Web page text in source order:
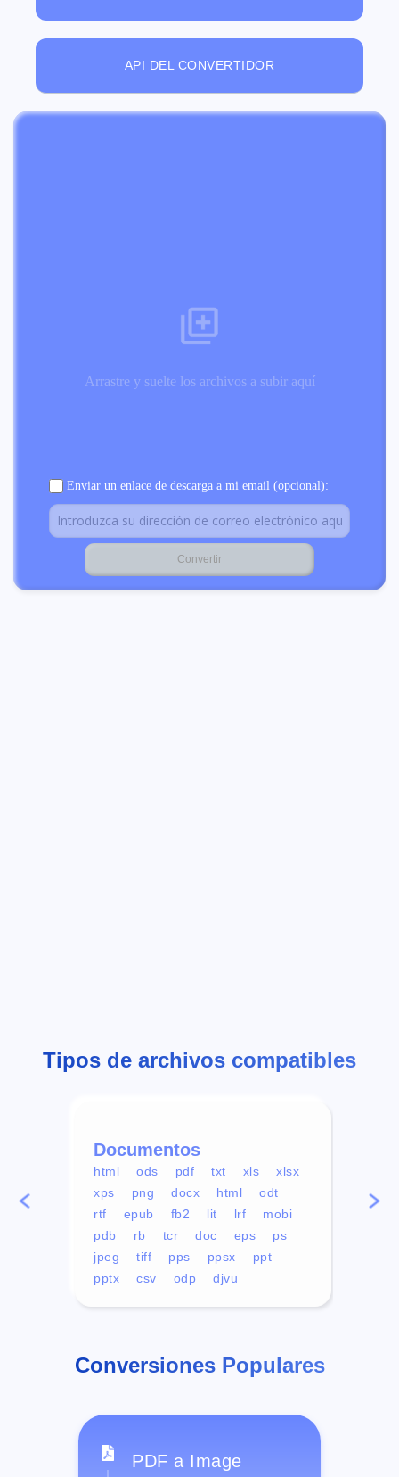
API DEL CONVERTIDOR
Arrastre y suelte los archivos a subir aquí
Enviar un enlace de descarga a mi email (opcional):
Tipos de archivos compatibles
Documentos
html ods pdf txt xls
xlsx
xps
png docx html
odt
rtf
epub fb2 lit lrf
mobi
pdb
rb tcr doc eps
ps
jpeg
tiff pps ppsx
ppt
pptx
csv odp djvu
mp4
Conversiones Populares
PDF a Image